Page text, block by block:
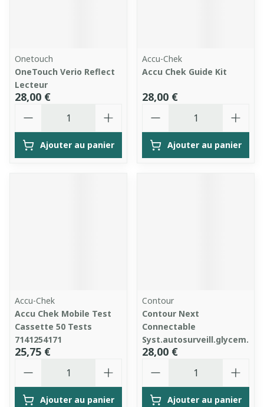
Onetouch
OneTouch Verio Reflect
Lecteur
28,00 €
Ajouter au panier
Accu-Chek
Accu Chek Guide Kit
28,00 €
Ajouter au panier
Accu-Chek
Accu Chek Mobile Test
Cassette 50 Tests
7141254171
25,75 €
Ajouter au panier
Contour
Contour Next
Connectable
Syst.autosurveill.glycem.
28,00 €
Ajouter au panier